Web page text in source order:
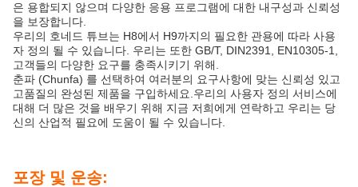
은 용합되지 않으며 다양한 응용 프로그램에 대한 내구성과 신뢰성
을 보장합니다.
우리의 호네드 튜브는 H8에서 H9까지의 필요한 관용에 따라 사용
자 정의 될 수 있습니다. 우리는 또한 GB/T, DIN2391, EN10305-1,
고객들의 다양한 요구를 충족시키기 위해.
춘파 (Chunfa) 를 선택하여 여러분의 요구사항에 맞는 신뢰성 있고
고품질의 완성된 제품을 구입하세요.우리의 사용자 정의 서비스에
대해 더 많은 것을 배우기 위해 지금 저희에게 연락하고 우리는 당
신의 산업적 필요에 도움이 될 수 있습니다.
포장 및 운송: